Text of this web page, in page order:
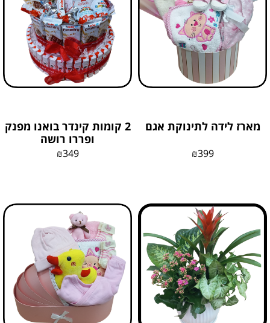
מארז לידה לתינוקת אגם
₪399
2 קומות קינדר בואנו מפנק
ופררו רושה
₪349